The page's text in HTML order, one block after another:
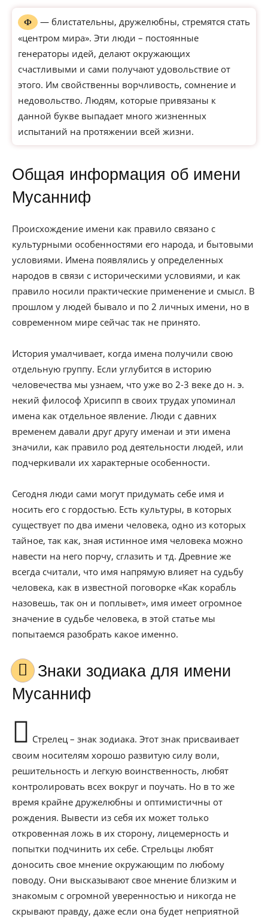
Ф
— блистательны, дружелюбны, стремятся стать
«центром мира». Эти люди – постоянные
генераторы идей, делают окружающих
счастливыми и сами получают удовольствие от
этого. Им свойственны ворчливость, сомнение и
недовольство. Людям, которые привязаны к
данной букве выпадает много жизненных
испытаний на протяжении всей жизни.
Общая информация об имени
Мусанниф
Происхождение имени как правило связано с
культурными особенностями его народа, и бытовыми
условиями. Имена появлялись у определенных
народов в связи с историческими условиями, и как
правило носили практические применение и смысл. В
прошлом у людей бывало и по 2 личных имени, но в
современном мире сейчас так не принято.
История умалчивает, когда имена получили свою
отдельную группу. Если углубится в историю
человечества мы узнаем, что уже во 2-3 веке до н. э.
некий философ Хрисипп в своих трудах упоминал
имена как отдельное явление. Люди с давних
временем давали друг другу именаи и эти имена
значили, как правило род деятельности людей, или
подчеркивали их характерные особенности.
Сегодня люди сами могут придумать себе имя и
носить его с гордостью. Есть культуры, в которых
существует по два имени человека, одно из которых
тайное, так как, зная истинное имя человека можно
навести на него порчу, сглазить и тд. Древние же
всегда считали, что имя напрямую влияет на судьбу
человека, как в известной поговорке «Как корабль
назовешь, так он и поплывет», имя имеет огромное
значение в судьбе человека, в этой статье мы
попытаемся разобрать какое именно.
Знаки зодиака для имени
Мусанниф
Стрелец – знак зодиака. Этот знак присваивает
своим носителям хорошо развитую силу воли,
решительность и легкую воинственность, любят
контролировать всех вокруг и поучать. Но в то же
время крайне дружелюбны и оптимистичны от
рождения. Вывести из себя их может только
откровенная ложь в их сторону, лицемерность и
попытки подчинить их себе. Стрельцы любят
доносить свое мнение окружающим по любому
поводу. Они высказывают свое мнение близким и
знакомым с огромной уверенностью и никогда не
скрывают правду, даже если она будет неприятной